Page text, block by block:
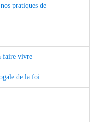
pratiques de
faire vivre
de la foi